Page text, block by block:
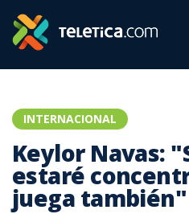
INTERNACIONAL
Keylor Navas:
estaré
juega también"